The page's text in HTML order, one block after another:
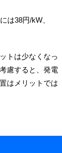
は38円/kW、
トは少なくなっ
慮すると、発電
はメリットでは